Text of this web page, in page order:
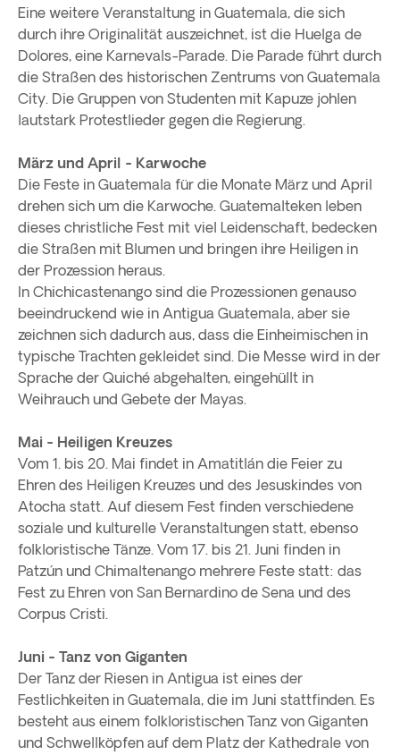
Eine weitere Veranstaltung in Guatemala, die sich
durch ihre Originalität auszeichnet, ist die Huelga de
Dolores, eine Karnevals-Parade. Die Parade führt durch
die Straßen des historischen Zentrums von Guatemala
City. Die Gruppen von Studenten mit Kapuze johlen
lautstark Protestlieder gegen die Regierung.
März und April - Karwoche
Die Feste in Guatemala für die Monate März und April
drehen sich um die Karwoche. Guatemalteken leben
dieses christliche Fest mit viel Leidenschaft, bedecken
die Straßen mit Blumen und bringen ihre Heiligen in
der Prozession heraus.
In Chichicastenango sind die Prozessionen genauso
beeindruckend wie in Antigua Guatemala, aber sie
zeichnen sich dadurch aus, dass die Einheimischen in
typische Trachten gekleidet sind. Die Messe wird in der
Sprache der Quiché abgehalten, eingehüllt in
Weihrauch und Gebete der Mayas.
Mai - Heiligen Kreuzes
Vom 1. bis 20. Mai findet in Amatitlán die Feier zu
Ehren des Heiligen Kreuzes und des Jesuskindes von
Atocha statt. Auf diesem Fest finden verschiedene
soziale und kulturelle Veranstaltungen statt, ebenso
folkloristische Tänze. Vom 17. bis 21. Juni finden in
Patzún und Chimaltenango mehrere Feste statt: das
Fest zu Ehren von San Bernardino de Sena und des
Corpus Cristi.
Juni - Tanz von Giganten
Der Tanz der Riesen in Antigua ist eines der
Festlichkeiten in Guatemala, die im Juni stattfinden. Es
besteht aus einem folkloristischen Tanz von Giganten
und Schwellköpfen auf dem Platz der Kathedrale von